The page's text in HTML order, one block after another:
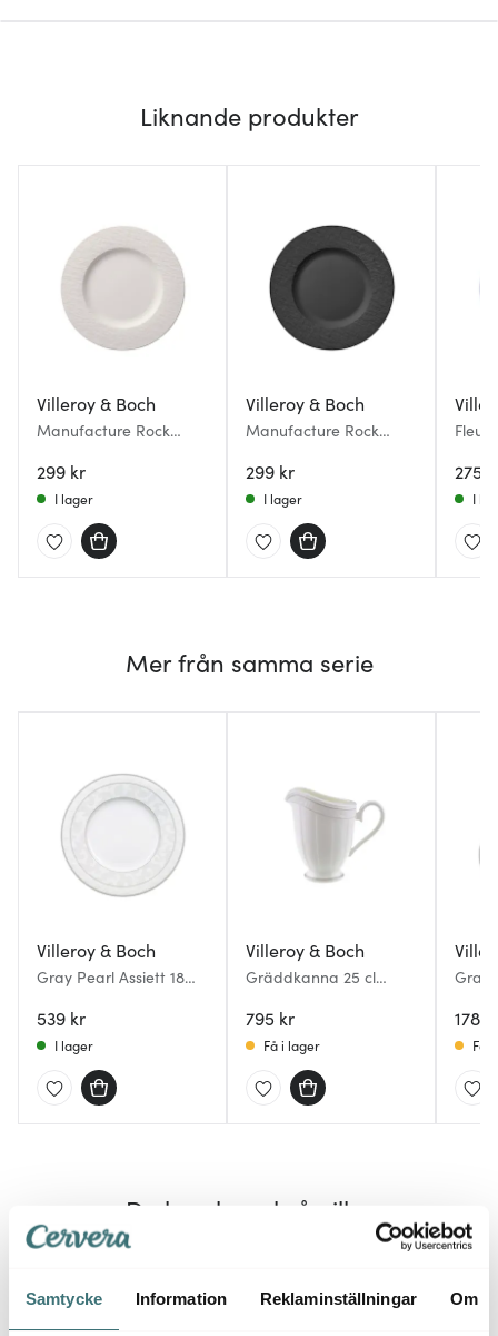
Samtycke Information Reklaminställningar Om
Liknande produkter
Villeroy & Boch
Manufacture Rock
299 kr
I lager
Villeroy & Boch
Manufacture Rock
299 kr
I lager
Fleur
275
I
Mer från samma serie
Villeroy & Boch
Gray Pearl Assiett 18
539 kr
I lager
Villeroy & Boch
Gräddkanna 25 cl
795 kr
Få i lager
Gray
1789
Få
Du kanske också gillar
50% 32%